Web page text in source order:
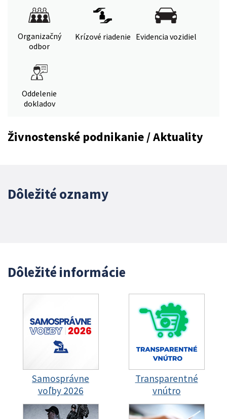
Organizačný
odbor
Krízové riadenie Evidencia vozidiel
Oddelenie
dokladov
Živnostenské podnikanie / Aktuality
Dôležité oznamy
Dôležité informácie
Samosprávne
voľby 2026
Transparentné
vnútro